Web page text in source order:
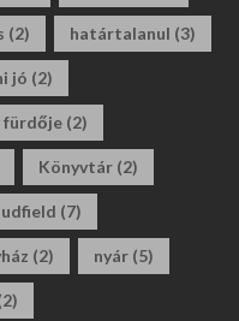
(2) határtalanul (3)
jó (2)
fürdője (2)
Könyvtár (2)
(7)
(2) nyár (5)